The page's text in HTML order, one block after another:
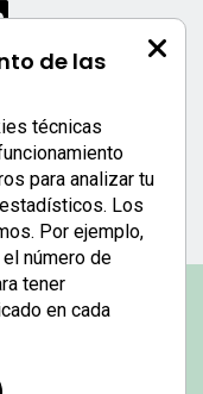
de las
técnicas
para analizar tu
Los
Por ejemplo,
número de
tener
en cada
- Tel. +34 93 253 15